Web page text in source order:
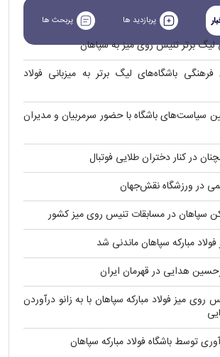
پربازدید ها پربحث ها
لیگ برتر تنیس روی میز به سپاهان
باشگاه‌های لیگ برتر به میزبانی فولاد
سیاست‌های باشگاه با حضور سرمربیان و مدیران
در کنار دختران طلایی فوتبال
در ورزشگاه نقش‌جهان
سپاهان در مسابقات تنیس روی میز کشور
مبارکه سپاهان ماندنی شد
هدایی در قهرمان ایران
روی میز فولاد مبارکه سپاهان با به زانو درآوردن
توسط باشگاه فولاد مبارکه سپاهان